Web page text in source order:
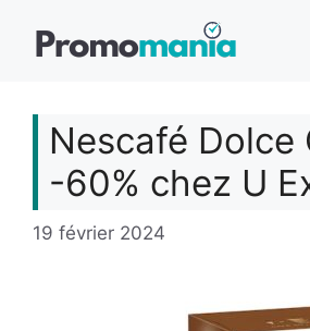
Nescafé Dolce
-60% chez U
19 février 2024